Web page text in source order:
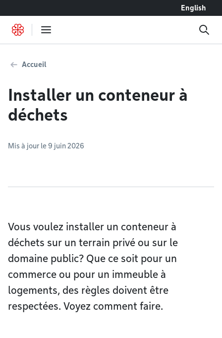
English
Accueil
Installer un conteneur à
déchets
Mis à jour le 9 juin 2026
Vous voulez installer un conteneur à
déchets sur un terrain privé ou sur le
domaine public? Que ce soit pour un
commerce ou pour un immeuble à
logements, des règles doivent être
respectées. Voyez comment faire.